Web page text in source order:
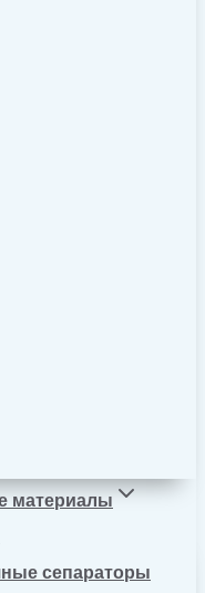
материалы
сепараторы